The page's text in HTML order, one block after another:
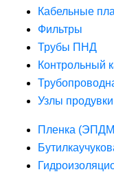
Кабельные
Фильтры
Трубы ПНД
Контрольный
Узлы продувки
Пленка